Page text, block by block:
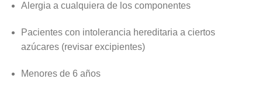
Alergia a cualquiera de los componentes
Pacientes con intolerancia hereditaria a ciertos
azúcares (revisar excipientes)
Menores de 6 años